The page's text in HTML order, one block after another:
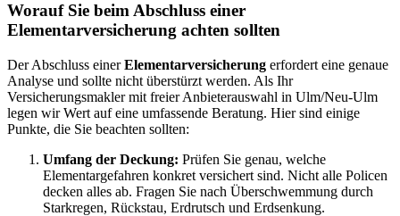
Worauf Sie beim Abschluss einer
Elementarversicherung achten sollten
Der Abschluss einerElementarversicherung erfordert eine genaue
Analyse und sollte nicht überstürzt werden. Als Ihr
Versicherungsmakler mit freier Anbieterauswahl in Ulm/Neu-Ulm
legen wir Wert auf eine umfassende Beratung. Hier sind einige
Punkte, die Sie beachten sollten:
Umfang der Deckung: Prüfen Sie genau, welche
Elementargefahren konkret versichert sind. Nicht alle Policen
decken alles ab. Fragen Sie nach Überschwemmung durch
Starkregen, Rückstau, Erdrutsch und Erdsenkung.